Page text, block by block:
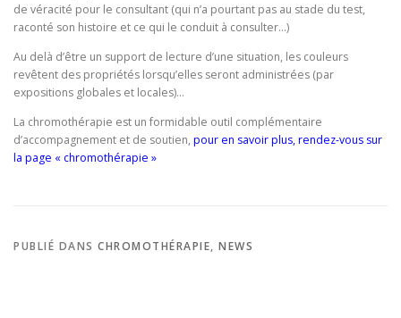
de véracité pour le consultant (qui n’a pourtant pas au stade du test,
raconté son histoire et ce qui le conduit à consulter…)
Au delà d’être un support de lecture d’une situation, les couleurs
revêtent des propriétés lorsqu’elles seront administrées (par
expositions globales et locales)…
La chromothérapie est un formidable outil complémentaire
d’accompagnement et de soutien, pour en savoir plus, rendez-vous sur
la page « chromothérapie »
PUBLIÉ DANS CHROMOTHÉRAPIE, NEWS